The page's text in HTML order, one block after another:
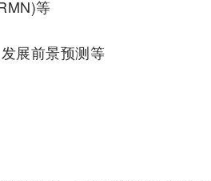
等
展前景预测等